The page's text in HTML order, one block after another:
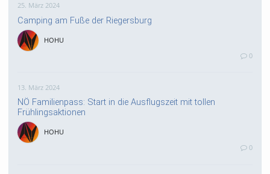
25. März 2024
Camping am Fuße der Riegersburg
HOHU
0
13. März 2024
NÖ Familienpass: Start in die Ausflugszeit mit tollen
Frühlingsaktionen
HOHU
0